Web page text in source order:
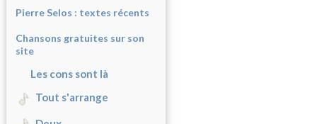
Pierre Selos : textes récents
Chansons gratuites sur son
site
Les cons sont là
Tout s'arrange